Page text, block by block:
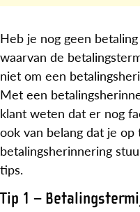
Heb je nog geen
waarvan de
niet om een
Met een
klant weten dat er nog
ook van belang dat je
betalingsherinnering
tips.
Tip 1 –